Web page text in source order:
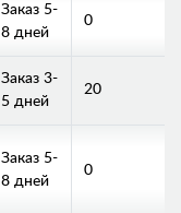
Заказ 5-
8 дней
0
Заказ 3-
5 дней
20
Заказ 5-
8 дней
0